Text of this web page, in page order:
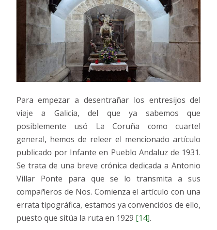
Para empezar a desentrañar los entresijos del
viaje a Galicia, del que ya sabemos que
posiblemente usó La Coruña como cuartel
general, hemos de releer el mencionado artículo
publicado por Infante en Pueblo Andaluz de 1931.
Se trata de una breve crónica dedicada a Antonio
Villar Ponte para que se lo transmita a sus
compañeros de Nos. Comienza el artículo con una
errata tipográfica, estamos ya convencidos de ello,
puesto que sitúa la ruta en 1929 [14].